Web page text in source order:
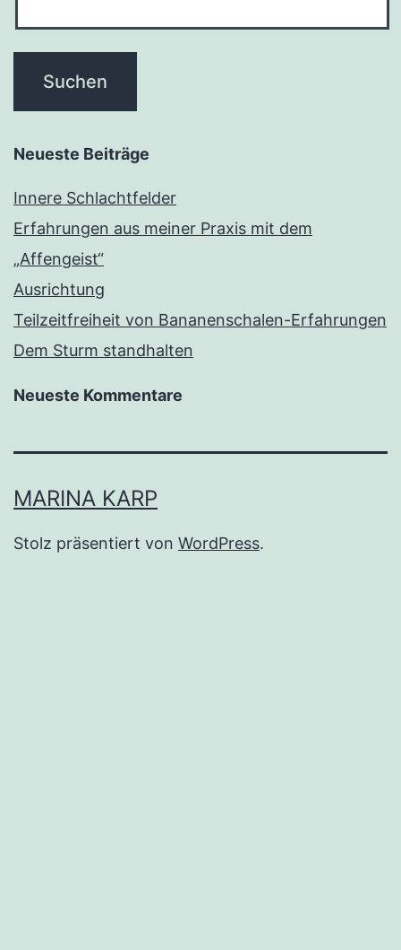
Neueste Beiträge
Innere Schlachtfelder
Erfahrungen aus meiner Praxis mit dem
„Affengeist“
Ausrichtung
Teilzeitfreiheit von Bananenschalen-Erfahrungen
Dem Sturm standhalten
Neueste Kommentare
MARINA KARP
Stolz präsentiert von WordPress.